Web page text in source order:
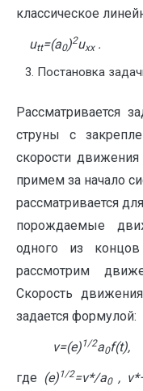
классическое
utt=(a0)2uxx .
Постановка
Рассматривается
струны с
скорости
примем за начало
рассматривается
порождаемые
одного из
рассмотрим
Скорость
задается формулой:
v=(e)1/2a0f(t
где (e)1/2=v*/a0, v*